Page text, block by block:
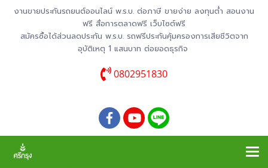
งานขายประกันรถยนต์ออนไลน์ พ.ร.บ. ต่อภาษี ขายง่าย ลงทุนต่ำ สอนงาน
ฟรี สื่อการตลาดฟรี เว็บไซต์ฟรี
สมัครซื้อได้ส่วนลดประกัน พ.ร.บ. รถฟรีประกันคุ้มครองการเสียชีวิตจาก
อุบัติเหตุ 1 แสนบาท ต่อยอดธุรกิจ
0802951830